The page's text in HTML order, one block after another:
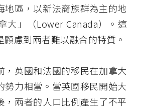
地區，以新法裔族群為主的地
大」（Lower Canada）。這
慮到兩者難以融合的特質。
，英國和法國的移民在加拿大
勢力相當。當英國移民開始大
，兩者的人口比例產生了不平